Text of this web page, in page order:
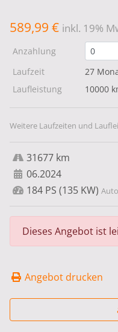
589,99 € inkl. 19%
Anzahlung
Laufzeit
27
Laufleistung
10000
Weitere Laufzeiten und
31677 km
06.2024
184 PS (135 KW)
Dieses Angebot ist
Angebot drucken